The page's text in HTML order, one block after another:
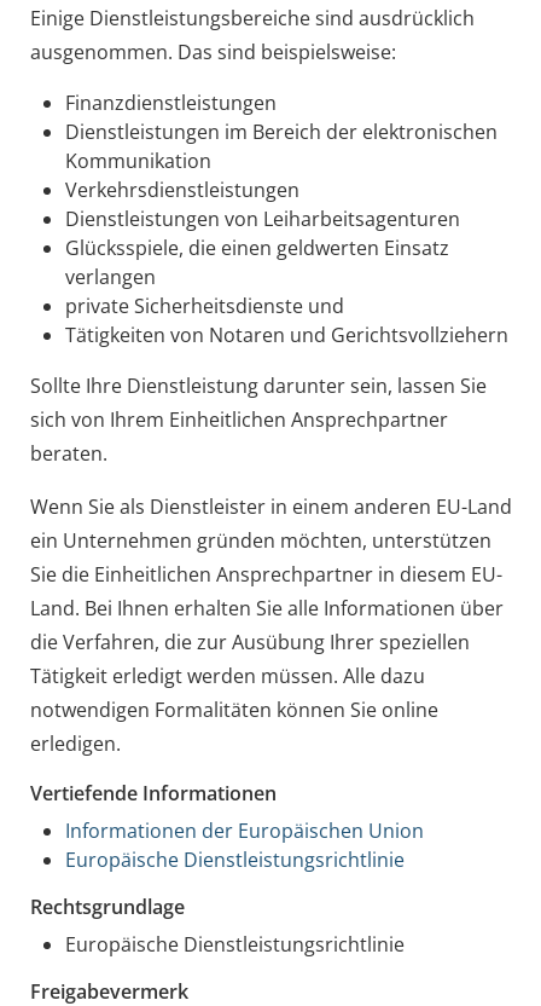
Einige Dienstleistungsbereiche sind ausdrücklich
ausgenommen. Das sind beispielsweise:
Finanzdienstleistungen
Dienstleistungen im Bereich der elektronischen
Kommunikation
Verkehrsdienstleistungen
Dienstleistungen von Leiharbeitsagenturen
Glücksspiele, die einen geldwerten Einsatz
verlangen
private Sicherheitsdienste und
Tätigkeiten von Notaren und Gerichtsvollziehern
Sollte Ihre Dienstleistung darunter sein, lassen Sie
sich von Ihrem Einheitlichen Ansprechpartner
beraten.
Wenn Sie als Dienstleister in einem anderen EU-Land
ein Unternehmen gründen möchten, unterstützen
Sie die Einheitlichen Ansprechpartner in diesem EU-
Land. Bei Ihnen erhalten Sie alle Informationen über
die Verfahren, die zur Ausübung Ihrer speziellen
Tätigkeit erledigt werden müssen. Alle dazu
notwendigen Formalitäten können Sie online
erledigen.
Vertiefende Informationen
Informationen der Europäischen Union
Europäische Dienstleistungsrichtlinie
Rechtsgrundlage
Europäische Dienstleistungsrichtlinie
Freigabevermerk